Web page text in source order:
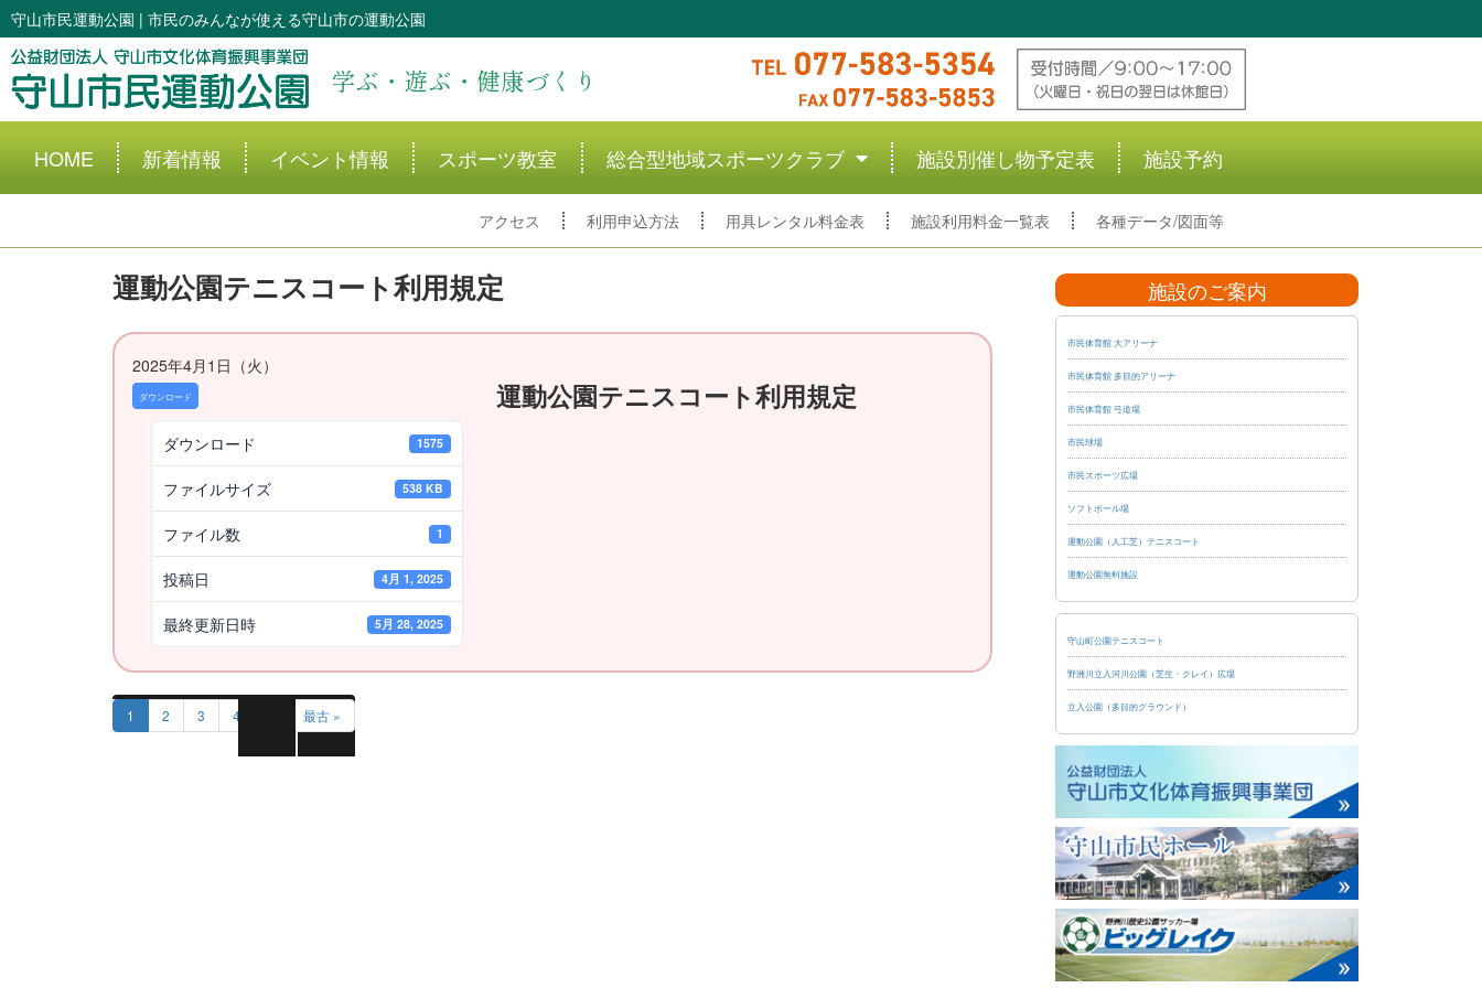
守山市民運動公園 | 市民のみんなが使える守山市の運動公園
学ぶ・遊ぶ・健康づくり
HOME 新着情報 イベント情報 スポーツ教室 総合型地域スポーツクラブ 施設別催し物予定表 施設予約
アクセス 利用申込方法 用具レンタル料金表 施設利用料金一覧表 各種データ/図面等
運動公園テニスコート利用規定
2025年4月1日（火）
ダウンロード
ダウンロード 1575
ファイルサイズ 538 KB
ファイル数 1
投稿日 4月 1, 2025
最終更新日時 5月 28, 2025
運動公園テニスコート利用規定
1 2 3 4 最古 »
施設のご案内
市民体育館 大アリーナ
市民体育館 多目的アリーナ
市民体育館 弓道場
市民球場
市民スポーツ広場
ソフトボール場
運動公園（人工芝）テニスコート
運動公園無料施設
守山町公園テニスコート
野洲川立入河川公園（芝生・クレイ）広場
立入公園（多目的グラウンド）